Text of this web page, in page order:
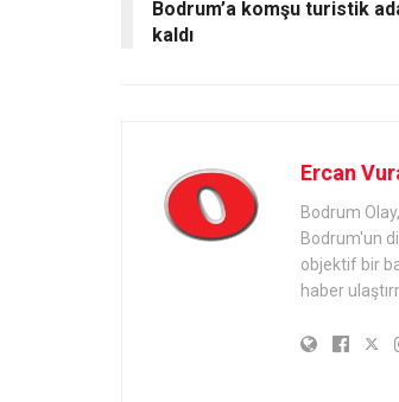
Bodrum’a komşu turistik
kaldı
Ercan
Bodrum
Bodrum'un
objektif bir
haber